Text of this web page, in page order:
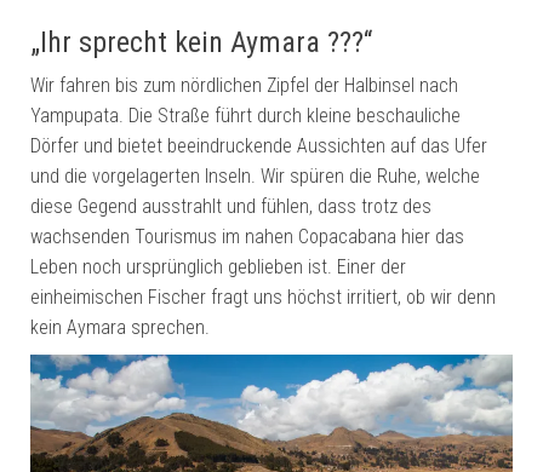
„Ihr sprecht kein Aymara ???“
Wir fahren bis zum nördlichen Zipfel der Halbinsel nach
Yampupata. Die Straße führt durch kleine beschauliche
Dörfer und bietet beeindruckende Aussichten auf das Ufer
und die vorgelagerten Inseln. Wir spüren die Ruhe, welche
diese Gegend ausstrahlt und fühlen, dass trotz des
wachsenden Tourismus im nahen Copacabana hier das
Leben noch ursprünglich geblieben ist. Einer der
einheimischen Fischer fragt uns höchst irritiert, ob wir denn
kein Aymara sprechen.